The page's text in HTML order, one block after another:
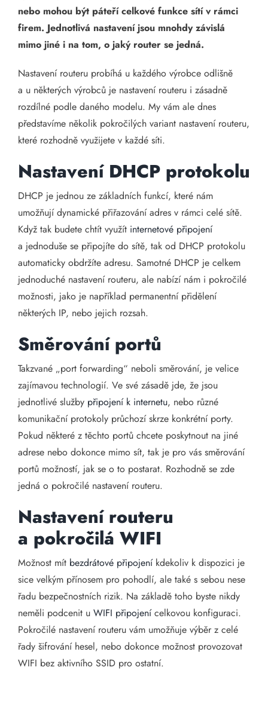
nebo mohou být páteří celkové funkce sítí v rámci
firem. Jednotlivá nastavení jsou mnohdy závislá
mimo jiné i na tom, o jaký router se jedná.
Nastavení routeru probíhá u každého výrobce odlišně
a u některých výrobců je nastavení routeru i zásadně
rozdílné podle daného modelu. My vám ale dnes
představíme několik pokročilých variant nastavení routeru,
které rozhodně využijete v každé síti.
Nastavení DHCP protokolu
DHCP je jednou ze základních funkcí, které nám
umožňují dynamické přiřazování adres v rámci celé sítě.
Když tak budete chtít využít internetové připojení
a jednoduše se připojíte do sítě, tak od DHCP protokolu
automaticky obdržíte adresu. Samotné DHCP je celkem
jednoduché nastavení routeru, ale nabízí nám i pokročilé
možnosti, jako je například permanentní přidělení
některých IP, nebo jejich rozsah.
Směrování portů
Takzvané „port forwarding“ neboli směrování, je velice
zajímavou technologií. Ve své zásadě jde, že jsou
jednotlivé služby připojení k internetu, nebo různé
komunikační protokoly průchozí skrze konkrétní porty.
Pokud některé z těchto portů chcete poskytnout na jiné
adrese nebo dokonce mimo sít, tak je pro vás směrování
portů možností, jak se o to postarat. Rozhodně se zde
jedná o pokročilé nastavení routeru.
Nastavení routeru
a pokročilá WIFI
Možnost mít bezdrátové připojeníkdekoliv k dispozici je
sice velkým přínosem pro pohodlí, ale také s sebou nese
řadu bezpečnostních rizik. Na základě toho byste nikdy
neměli podcenit u WIFI připojenícelkovou konfiguraci.
Pokročilé nastavení routeru vám umožňuje výběr z celé
řady šifrování hesel, nebo dokonce možnost provozovat
WIFI bez aktivního SSID pro ostatní.